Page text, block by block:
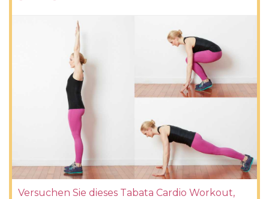
Versuchen Sie dieses Tabata Cardio Workout,